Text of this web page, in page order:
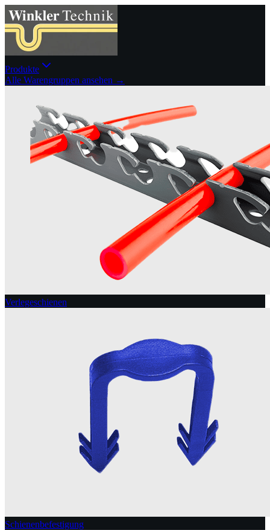
Produkte
Alle Warengruppen ansehen →
Verlegeschienen
Schienenbefestigung